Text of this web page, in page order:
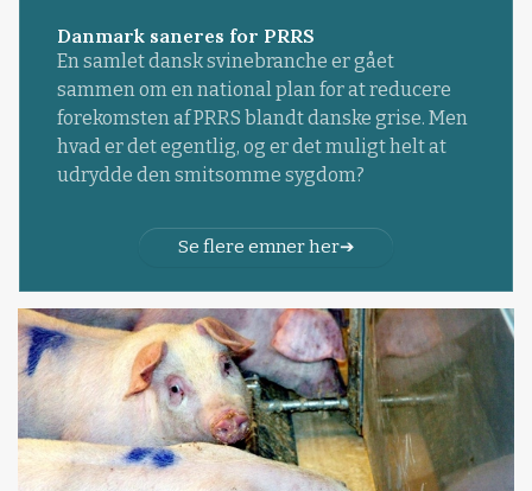
Danmark saneres for PRRS
En samlet dansk svinebranche er gået
sammen om en national plan for at reducere
forekomsten af PRRS blandt danske grise. Men
hvad er det egentlig, og er det muligt helt at
udrydde den smitsomme sygdom?
Se flere emner her